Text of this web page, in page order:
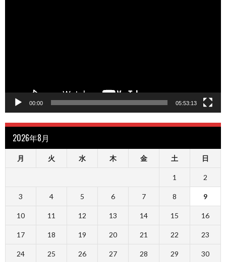
00:00 05:53:13
2026年8月
月 火 水 木 金 土 日
1 2
3 4 5 6 7 8 9
10 11 12 13 14 15 16
17 18 19 20 21 22 23
24 25 26 27 28 29 30